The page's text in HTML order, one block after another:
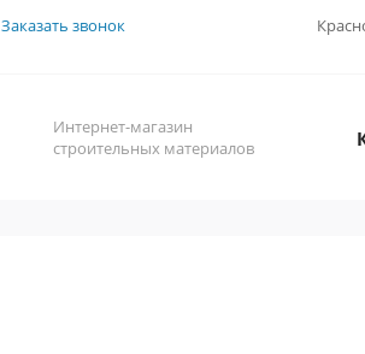
Заказать звонок
Интернет-магазин
строительных материалов